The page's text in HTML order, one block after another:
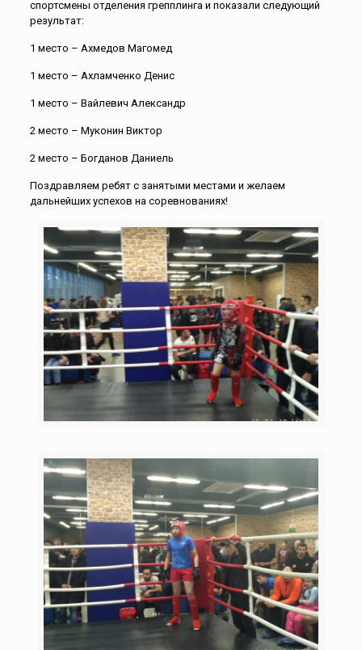
спортсмены отделения грепплинга и показали следующий
результат:
1 место – Ахмедов Магомед
1 место – Ахламченко Денис
1 место – Вайлевич Александр
2 место – Муконин Виктор
2 место – Богданов Даниель
Поздравляем ребят с занятыми местами и желаем
дальнейших успехов на соревнованиях!